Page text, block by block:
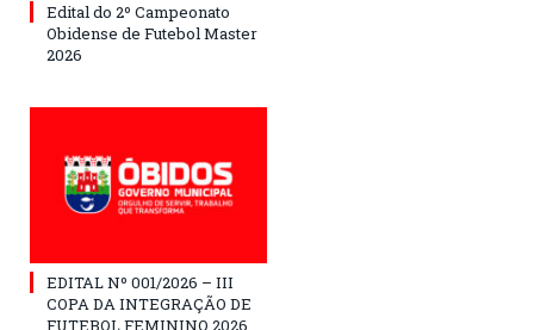
Edital do 2º Campeonato
Obidense de Futebol Master
2026
EDITAL Nº 001/2026 – III
COPA DA INTEGRAÇÃO DE
FUTEBOL FEMININO 2026